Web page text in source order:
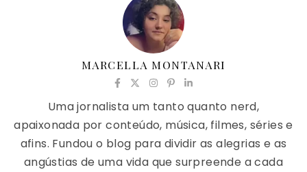
MARCELLA MONTANARI
Uma jornalista um tanto quanto nerd,
apaixonada por conteúdo, música, filmes, séries e
afins. Fundou o blog para dividir as alegrias e as
angústias de uma vida que surpreende a cada